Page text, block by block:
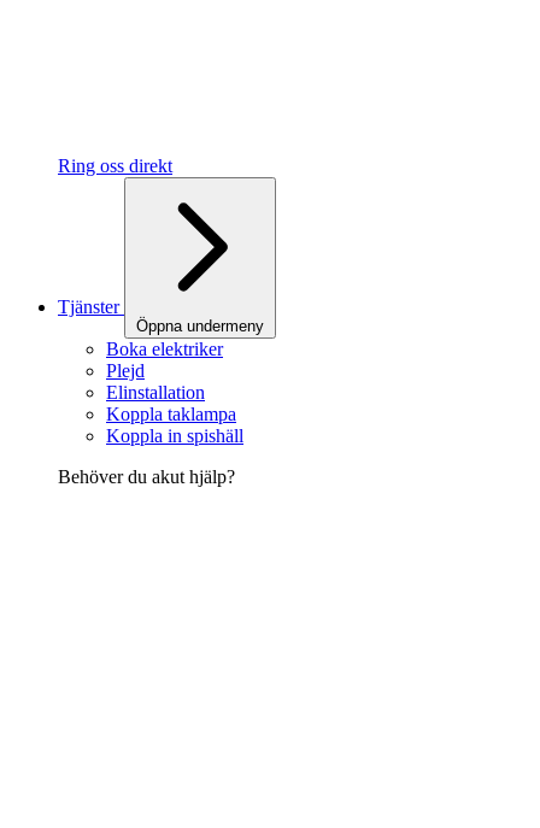
Ring oss direkt
Tjänster
Öppna undermeny
Boka elektriker
Plejd
Elinstallation
Koppla taklampa
Koppla in spishäll
Behöver du akut hjälp?